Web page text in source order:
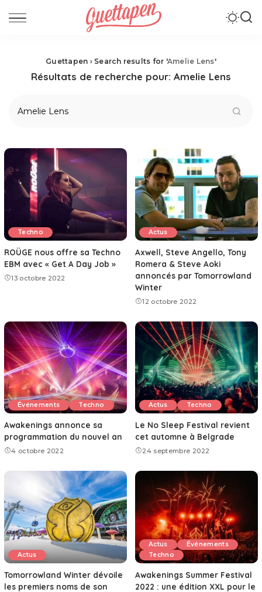
Guettapen › Search results for 'Amelie Lens'
Résultats de recherche pour: Amelie Lens
Techno
ROÜGE nous offre sa Techno
EBM avec « Get A Day Job »
13 octobre 2022
Actus
Axwell, Steve Angello, Tony
Romera & Steve Aoki
annoncés par Tomorrowland
Winter
12 octobre 2022
Événements Techno
Awakenings annonce sa
programmation du nouvel an
4 octobre 2022
Actus Techno
Le No Sleep Festival revient
cet automne à Belgrade
24 septembre 2022
Actus
Tomorrowland Winter dévoile
les premiers noms de son
Actus
Événements
Techno
Awakenings Summer Festival
2022 : une édition XXL pour le